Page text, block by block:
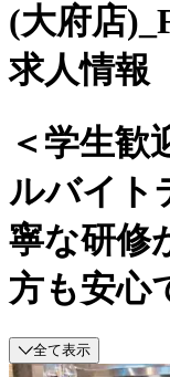
(大府店
求人情報
＜学生歓
ルバイ
寧な研修
方も安心
全て表示